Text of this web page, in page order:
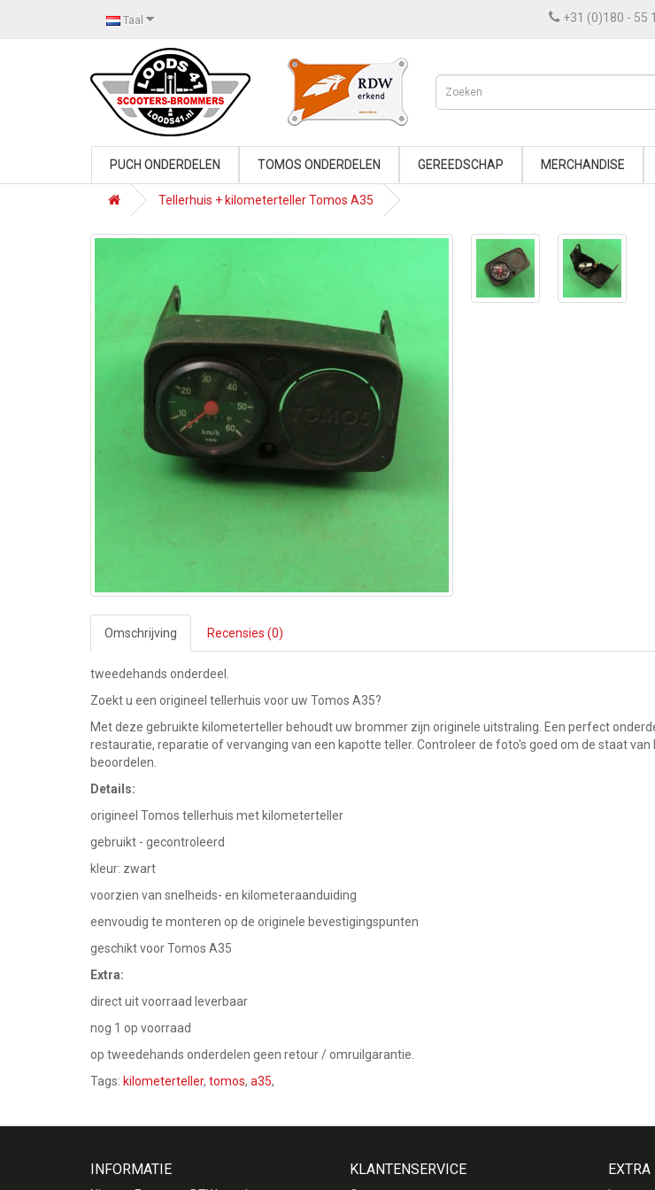
Taal +31 (0)180 - 55
PUCH ONDERDELEN TOMOS ONDERDELEN GEREEDSCHAP MERCHANDISE
Tellerhuis + kilometerteller Tomos A35
Omschrijving Recensies (0)
tweedehands onderdeel.
Zoekt u een origineel tellerhuis voor uw Tomos A35?
Met deze gebruikte kilometerteller behoudt uw brommer zijn originele uitstraling. Een perfect
restauratie, reparatie of vervanging van een kapotte teller. Controleer de foto's goed om de staat van
beoordelen.
Details:
origineel Tomos tellerhuis met kilometerteller
gebruikt - gecontroleerd
kleur: zwart
voorzien van snelheids- en kilometeraanduiding
eenvoudig te monteren op de originele bevestigingspunten
geschikt voor Tomos A35
Extra:
direct uit voorraad leverbaar
nog 1 op voorraad
op tweedehands onderdelen geen retour / omruilgarantie.
Tags: kilometerteller, tomos, a35,
INFORMATIE KLANTENSERVICE EXTRA